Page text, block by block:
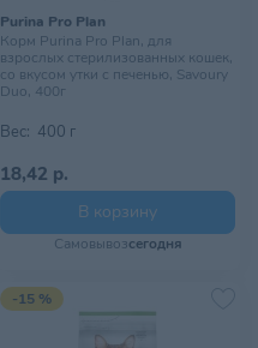
Purina Pro Plan
Корм Purina Pro Plan, для
взрослых стерилизованных кошек,
со вкусом утки с печенью, Savoury
Duo, 400г
Вес: 400 г
18,42 р.
В корзину
Самовывозсегодня
-15 %